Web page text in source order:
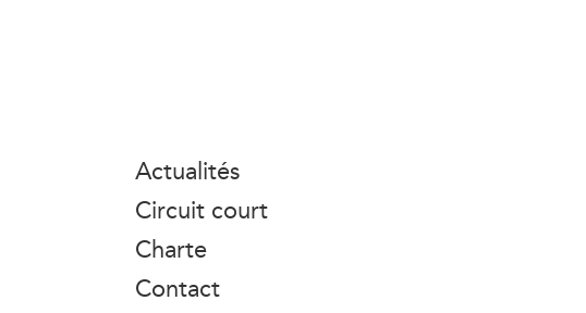
Actualités
Circuit court
Charte
Contact